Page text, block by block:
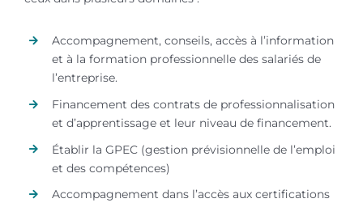
Accompagnement, conseils, accès à l’information
et à la formation professionnelle des salariés de
l’entreprise.
Financement des contrats de professionnalisation
et d’apprentissage et leur niveau de financement.
Établir la GPEC (gestion prévisionnelle de l’emploi
et des compétences)
Accompagnement dans l’accès aux certifications